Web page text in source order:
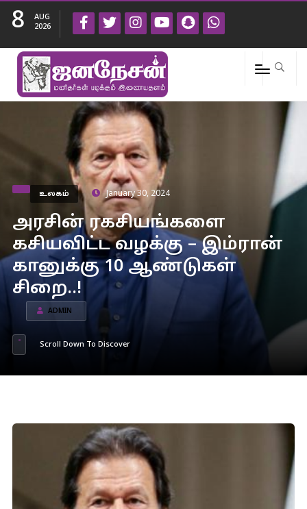
8
AUG
2026
உலகம் January 30, 2024
அரசின் ரகசியங்களை
கசியவிட்ட வழக்கு – இம்ரான்
கானுக்கு 10 ஆண்டுகள்
சிறை..!
ADMIN
Scroll Down To Discover